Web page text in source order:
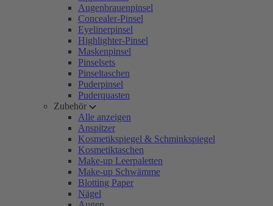
Augenbrauenpinsel
Concealer-Pinsel
Eyelinerpinsel
Highlighter-Pinsel
Maskenpinsel
Pinselsets
Pinseltaschen
Puderpinsel
Puderquasten
Zubehör
Alle anzeigen
Anspitzer
Kosmetikspiegel & Schminkspiegel
Kosmetiktaschen
Make-up Leerpaletten
Make-up Schwämme
Blotting Paper
Nägel